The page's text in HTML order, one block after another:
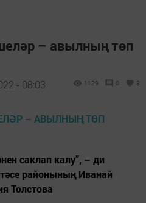
– авылның төп
- 08:03 1129 0 3
саклап калу”, – ди
районының Иванай
Толстова